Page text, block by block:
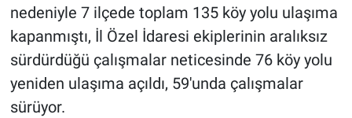
nedeniyle 7 ilçede toplam 135 köy yolu ulaşıma
kapanmıştı, İl Özel İdaresi ekiplerinin aralıksız
sürdürdüğü çalışmalar neticesinde 76 köy yolu
yeniden ulaşıma açıldı, 59'unda çalışmalar
sürüyor.